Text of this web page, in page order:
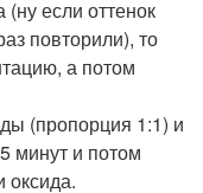
(ну если оттенок
повторили), то
а потом
(пропорция 1:1) и
минут и потом
оксида.